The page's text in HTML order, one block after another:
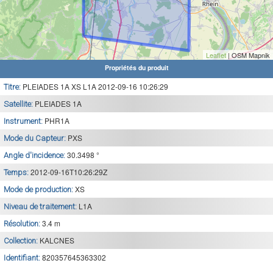
Leaflet | OSM Mapnik
Propriétés du produit
Titre: PLEIADES 1A XS L1A 2012-09-16 10:26:29
Satellite: PLEIADES 1A
Instrument: PHR1A
Mode du Capteur: PXS
Angle d'incidence: 30.3498 °
Temps: 2012-09-16T10:26:29Z
Mode de production: XS
Niveau de traitement: L1A
Résolution: 3.4 m
Collection: KALCNES
Identifiant: 820357645363302